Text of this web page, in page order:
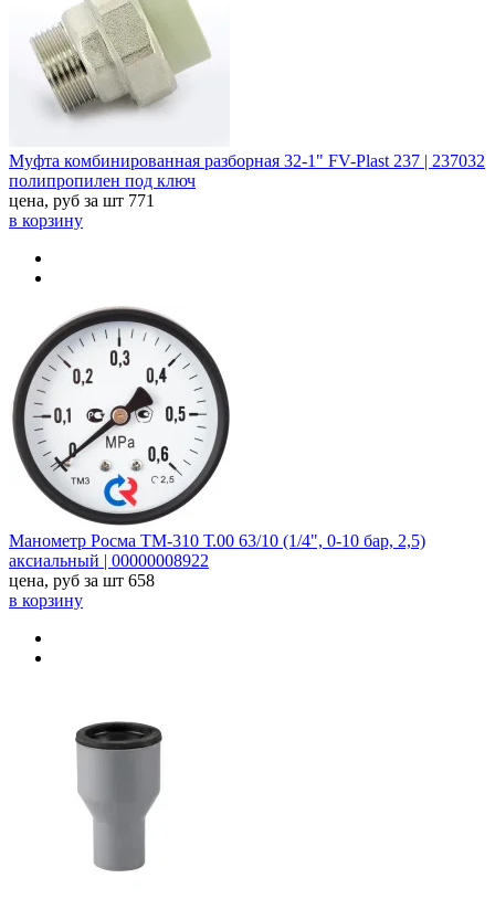
Муфта комбинированная разборная 32-1" FV-Plast 237 | 237032
полипропилен под ключ
цена, руб за шт 771
в корзину
Манометр Росма ТМ-310 Т.00 63/10 (1/4", 0-10 бар, 2,5)
аксиальный | 00000008922
цена, руб за шт 658
в корзину